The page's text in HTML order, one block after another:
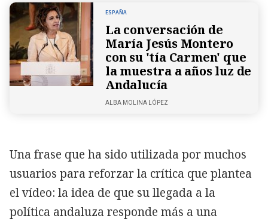
ESPAÑA
La conversación de
María Jesús Montero
con su 'tía Carmen' que
la muestra a años luz de
Andalucía
ALBA MOLINA LÓPEZ
Una frase que ha sido utilizada por muchos
usuarios para reforzar la crítica que plantea
el vídeo: la idea de que su llegada a la
política andaluza responde más a una